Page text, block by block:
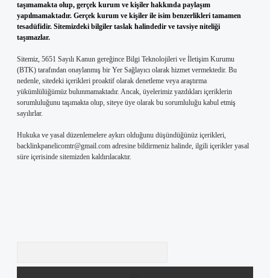
taşımamakta olup, gerçek kurum ve kişiler hakkında paylaşım
yapılmamaktadır. Gerçek kurum ve kişiler ile isim benzerlikleri tamamen
tesadüfidir. Sitemizdeki bilgiler taslak halindedir ve tavsiye niteliği
taşımazlar.
Sitemiz, 5651 Sayılı Kanun gereğince Bilgi Teknolojileri ve İletişim Kurumu
(BTK) tarafından onaylanmış bir Yer Sağlayıcı olarak hizmet vermektedir. Bu
nedenle, sitedeki içerikleri proaktif olarak denetleme veya araştırma
yükümlülüğümüz bulunmamaktadır. Ancak, üyelerimiz yazdıkları içeriklerin
sorumluluğunu taşımakta olup, siteye üye olarak bu sorumluluğu kabul etmiş
sayılırlar.
Hukuka ve yasal düzenlemelere aykırı olduğunu düşündüğünüz içerikleri,
backlinkpanelicomtr@gmail.com adresine bildirmeniz halinde, ilgili içerikler yasal
süre içerisinde sitemizden kaldırılacaktır.